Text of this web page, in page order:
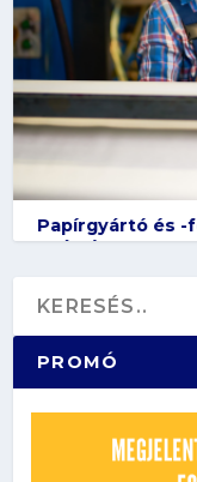
Papírgyártó és -
gyártó
PROMÓ